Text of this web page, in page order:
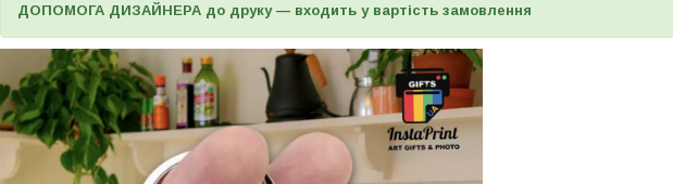
ДОПОМОГА ДИЗАЙНЕРА до друку — входить у вартість замовлення